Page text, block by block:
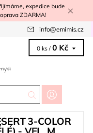
expedice bude
ZDARMA!
info@emimis.cz
0 ks / 0 Kč
3-COLOR